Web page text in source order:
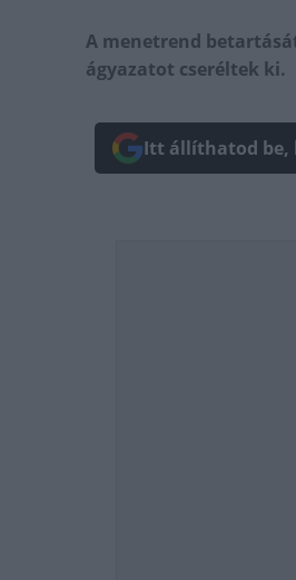
A menetrend
ágyazatot cseréltek ki.
Itt állíthatod be,